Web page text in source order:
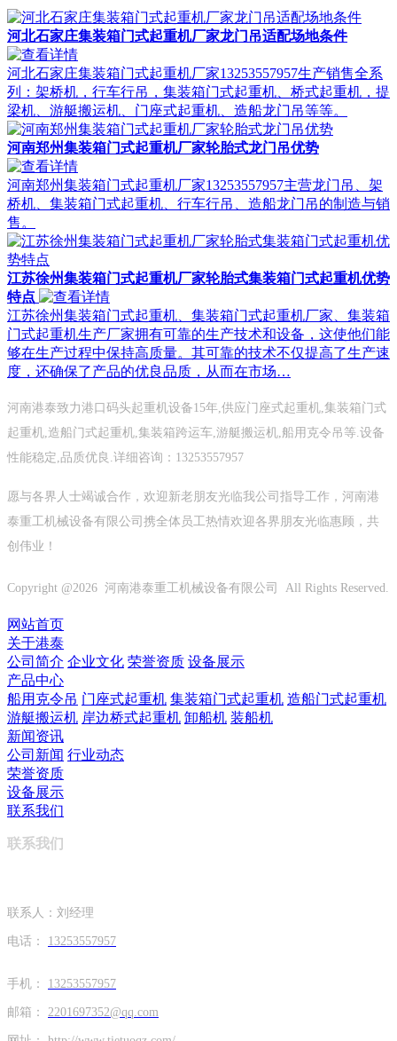
河北石家庄集装箱门式起重机厂家龙门吊适配场地条件
河北石家庄集装箱门式起重机厂家13253557957生产销售全系
列：架桥机，行车行吊，集装箱门式起重机、桥式起重机，提
梁机、游艇搬运机、门座式起重机、造船龙门吊等等。
河南郑州集装箱门式起重机厂家轮胎式龙门吊优势
河南郑州集装箱门式起重机厂家13253557957主营龙门吊、架
桥机、集装箱门式起重机、行车行吊、造船龙门吊的制造与销
售。
江苏徐州集装箱门式起重机厂家轮胎式集装箱门式起重机优势
特点
江苏徐州集装箱门式起重机、集装箱门式起重机厂家、集装箱
门式起重机生产厂家拥有可靠的生产技术和设备，这使他们能
够在生产过程中保持高质量。其可靠的技术不仅提高了生产速
度，还确保了产品的优良品质，从而在市场…
河南港泰致力港口码头起重机设备15年,供应门座式起重机,集装箱门式
起重机,造船门式起重机,集装箱跨运车,游艇搬运机,船用克令吊等.设备
性能稳定,品质优良.详细咨询：13253557957
愿与各界人士竭诚合作，欢迎新老朋友光临我公司指导工作，河南港
泰重工机械设备有限公司携全体员工热情欢迎各界朋友光临惠顾，共
创伟业！
Copyright @2026 河南港泰重工机械设备有限公司 All Rights Reserved.
网站首页
关于港泰
公司简介 企业文化 荣誉资质 设备展示
产品中心
船用克令吊 门座式起重机 集装箱门式起重机 造船门式起重机
游艇搬运机 岸边桥式起重机 卸船机 装船机
新闻资讯
公司新闻 行业动态
荣誉资质
设备展示
联系我们
联系我们
联系人：刘经理
电话： 13253557957
手机： 13253557957
邮箱： 2201697352@qq.com